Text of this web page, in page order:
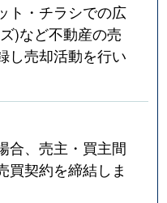
ト・チラシでの広
)など不動産の売
し売却活動を行い
合、売主・買主間
買契約を締結しま